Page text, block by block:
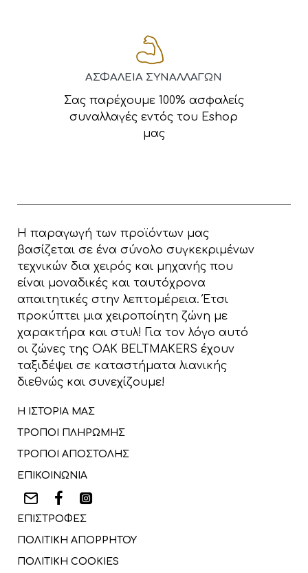
ΑΣΦΑΛΕΙΑ ΣΥΝΑΛΛΑΓΩΝ
Σας παρέχουμε 100% ασφαλείς
συναλλαγές εντός του Eshop
μας
Η παραγωγή των προϊόντων μας
βασίζεται σε ένα σύνολο συγκεκριμένων
τεχνικών δια χειρός και μηχανής που
είναι μοναδικές και ταυτόχρονα
απαιτητικές στην λεπτομέρεια. Έτσι
προκύπτει μια χειροποίητη ζώνη με
χαρακτήρα και στυλ! Για τον λόγο αυτό
οι ζώνες της OAK BELTMAKERS έχουν
ταξιδέψει σε καταστήματα λιανικής
διεθνώς και συνεχίζουμε!
Η ΙΣΤΟΡΙΑ ΜΑΣ
ΤΡΟΠΟΙ ΠΛΗΡΩΜΗΣ
ΤΡΟΠΟΙ ΑΠΟΣΤΟΛΗΣ
ΕΠΙΚΟΙΝΩΝΙΑ
ΕΠΙΣΤΡΟΦΕΣ
ΠΟΛΙΤΙΚΗ ΑΠΟΡΡΗΤΟΥ
ΠΟΛΙΤΙΚΗ COOKIES